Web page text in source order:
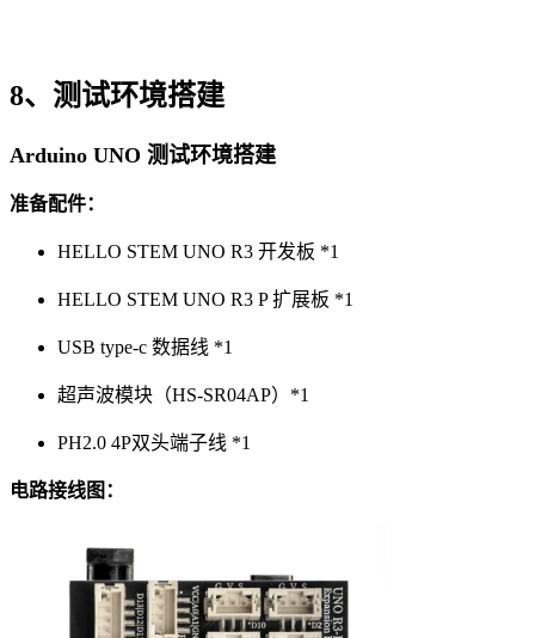
8、测试环境搭建
Arduino UNO 测试环境搭建
准备配件：
HELLO STEM UNO R3 开发板 *1
HELLO STEM UNO R3 P 扩展板 *1
USB type-c 数据线 *1
超声波模块（HS-SR04AP）*1
PH2.0 4P双头端子线 *1
电路接线图：